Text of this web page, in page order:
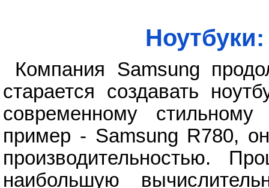
Компания Samsung
старается создавать
современному
пример - Samsung R780,
производительностью.
наибольшую